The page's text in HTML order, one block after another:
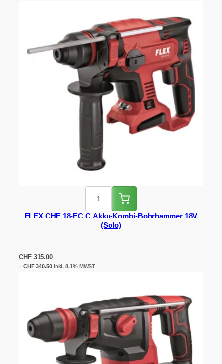
FLEX CHE 18-EC C Akku-Kombi-Bohrhammer 18V
(Solo)
CHF315.00
= CHF340.50inkl. 8.1% MWST